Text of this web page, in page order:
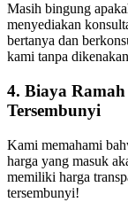
Masih bingung
menyediakan
bertanya dan
kami tanpa
4. Biaya
Tersembunyi
Kami memahami
harga yang masuk
memiliki harga
tersembunyi!